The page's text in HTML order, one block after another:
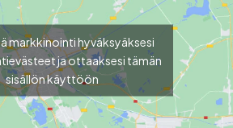
markkinointi hyväksyäksesi
ja ottaaksesi tämän
sisällön käyttöön